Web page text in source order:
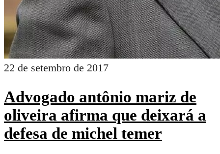
22 de setembro de 2017
Advogado antônio mariz de
oliveira afirma que deixará a
defesa de michel temer